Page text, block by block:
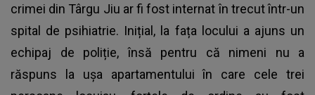
crimei din Târgu Jiu ar fi fost internat în trecut într-un
spital de psihiatrie. Inițial, la fața locului a ajuns un
echipaj de poliție, însă pentru că nimeni nu a
răspuns la ușa apartamentului în care cele trei